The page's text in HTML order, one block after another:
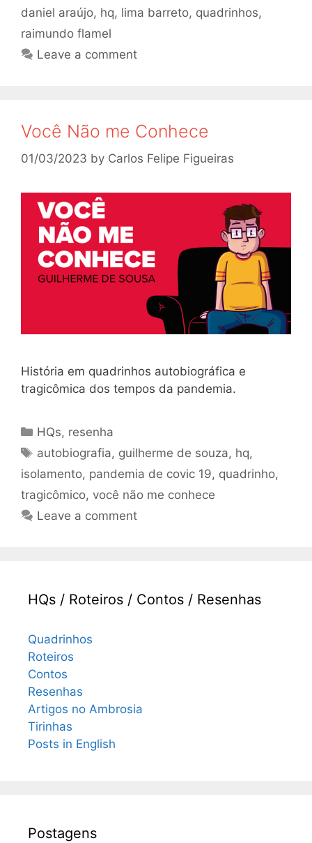
daniel araújo, hq, lima barreto, quadrinhos,
raimundo flamel
Leave a comment
Você Não me Conhece
01/03/2023 by Carlos Felipe Figueiras
História em quadrinhos autobiográfica e
tragicômica dos tempos da pandemia.
Categories
HQs, resenha
Tags
autobiografia, guilherme de souza, hq,
isolamento, pandemia de covic 19, quadrinho,
tragicômico, você não me conhece
Leave a comment
HQs / Roteiros / Contos / Resenhas
Quadrinhos
Roteiros
Contos
Resenhas
Artigos no Ambrosia
Tirinhas
Posts in English
Postagens